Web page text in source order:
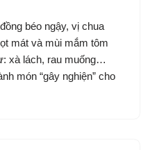
béo ngậy, vị chua
mát và mùi mắm tôm
xà lách, rau muống…
món “gây nghiện” cho